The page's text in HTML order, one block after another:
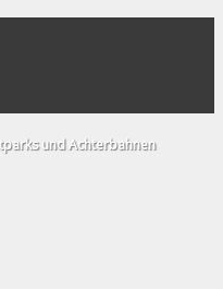
und Achterbahnen